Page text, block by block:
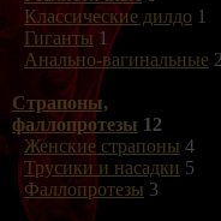
Классические дилдо 1
Гиганты 1
Анально-вагинальные 2
Страпоны,
фаллопротезы 12
Женские страпоны 4
Трусики и насадки 5
Фаллопротезы 3